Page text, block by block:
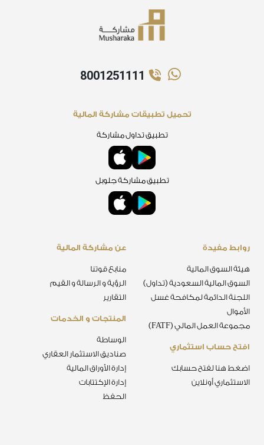
8001251111
المنتجات و الخدمات
الوساطة
صناديق الاستثمار العقاري
إدارة الأوراق المالية
إدارة الإكتتابات
الحفظ
عن مشاركة المالية
منابع قوتنا
الرؤية و الرسالة و القيم
التقارير
افتح حساب استثماري
اضغط هنا لفتح حسابك
الاستثماري أونلاين
روابط مفيدة
هيئة السوق المالية
السوق المالية السعودية (تداول)
اللجنة الدائمة لمكافحة غسل
الأموال
مجموعة العمل المالي (FATF)
تحميل تطبيقات مشاركة المالية
تطبيق تداول مشاركة
تطبيق مشاركة جلوبل